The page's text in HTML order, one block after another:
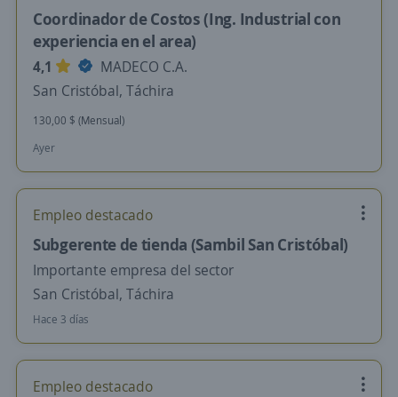
Coordinador de Costos (Ing. Industrial con
experiencia en el area)
4,1
MADECO C.A.
San Cristóbal, Táchira
130,00 $ (Mensual)
Ayer
Empleo destacado
Subgerente de tienda (Sambil San Cristóbal)
Importante empresa del sector
San Cristóbal, Táchira
Hace 3 días
Empleo destacado